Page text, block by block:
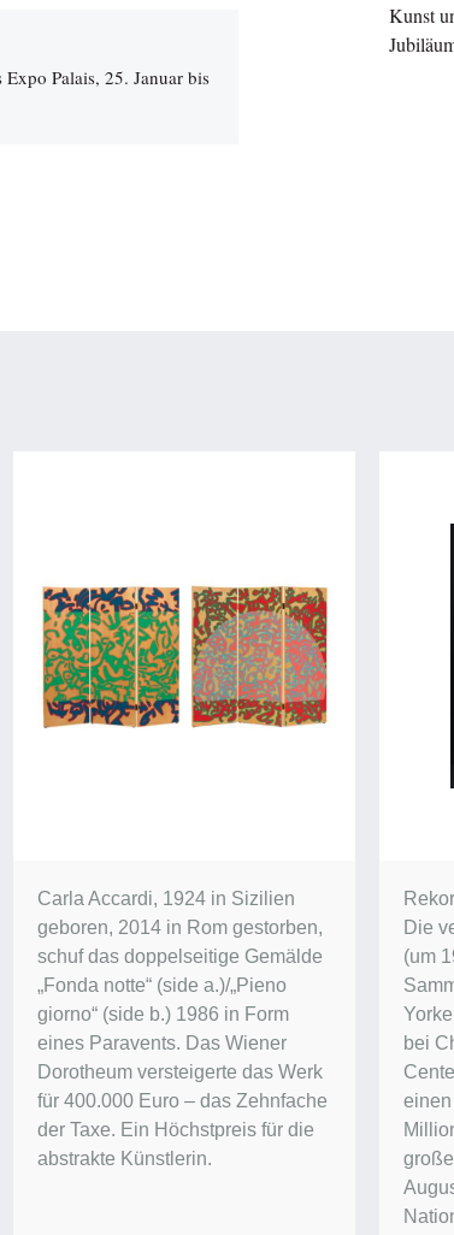
Palais, 25. Januar bis
Kunst
Carla Accardi, 1924 in Sizilien
geboren, 2014 in Rom gestorben,
schuf das doppelseitige Gemälde
„Fonda notte“ (side a.)/„Pieno
giorno“ (side b.) 1986 in Form
eines Paravents. Das Wiener
Dorotheum versteigerte das Werk
für 400.000 Euro – das Zehnfache
der Taxe. Ein Höchstpreis für die
abstrakte Künstlerin.
Die
(um
bei